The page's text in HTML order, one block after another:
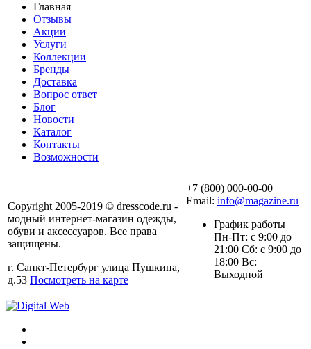
Главная
Отзывы
Акции
Услуги
Коллекции
Бренды
Доставка
Вопрос ответ
Блог
Новости
Каталог
Контакты
Возможности
Copyright 2005-2019 © dresscode.ru -
модный интернет-магазин одежды,
обуви и аксессуаров. Все права
защищены.
г. Санкт-Петербург улица Пушкина,
д.53 Посмотреть на карте
+7 (800) 000-00-00
Email: info@magazine.ru
График работы
Пн-Пт: с 9:00 до
21:00 Сб: с 9:00 до
18:00 Вс:
Выходной